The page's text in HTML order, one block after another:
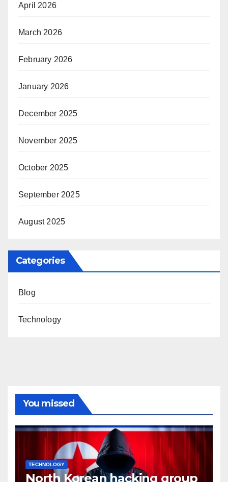
April 2026
March 2026
February 2026
January 2026
December 2025
November 2025
October 2025
September 2025
August 2025
Categories
Blog
Technology
You missed
TECHNOLOGY
North Korean hacking group